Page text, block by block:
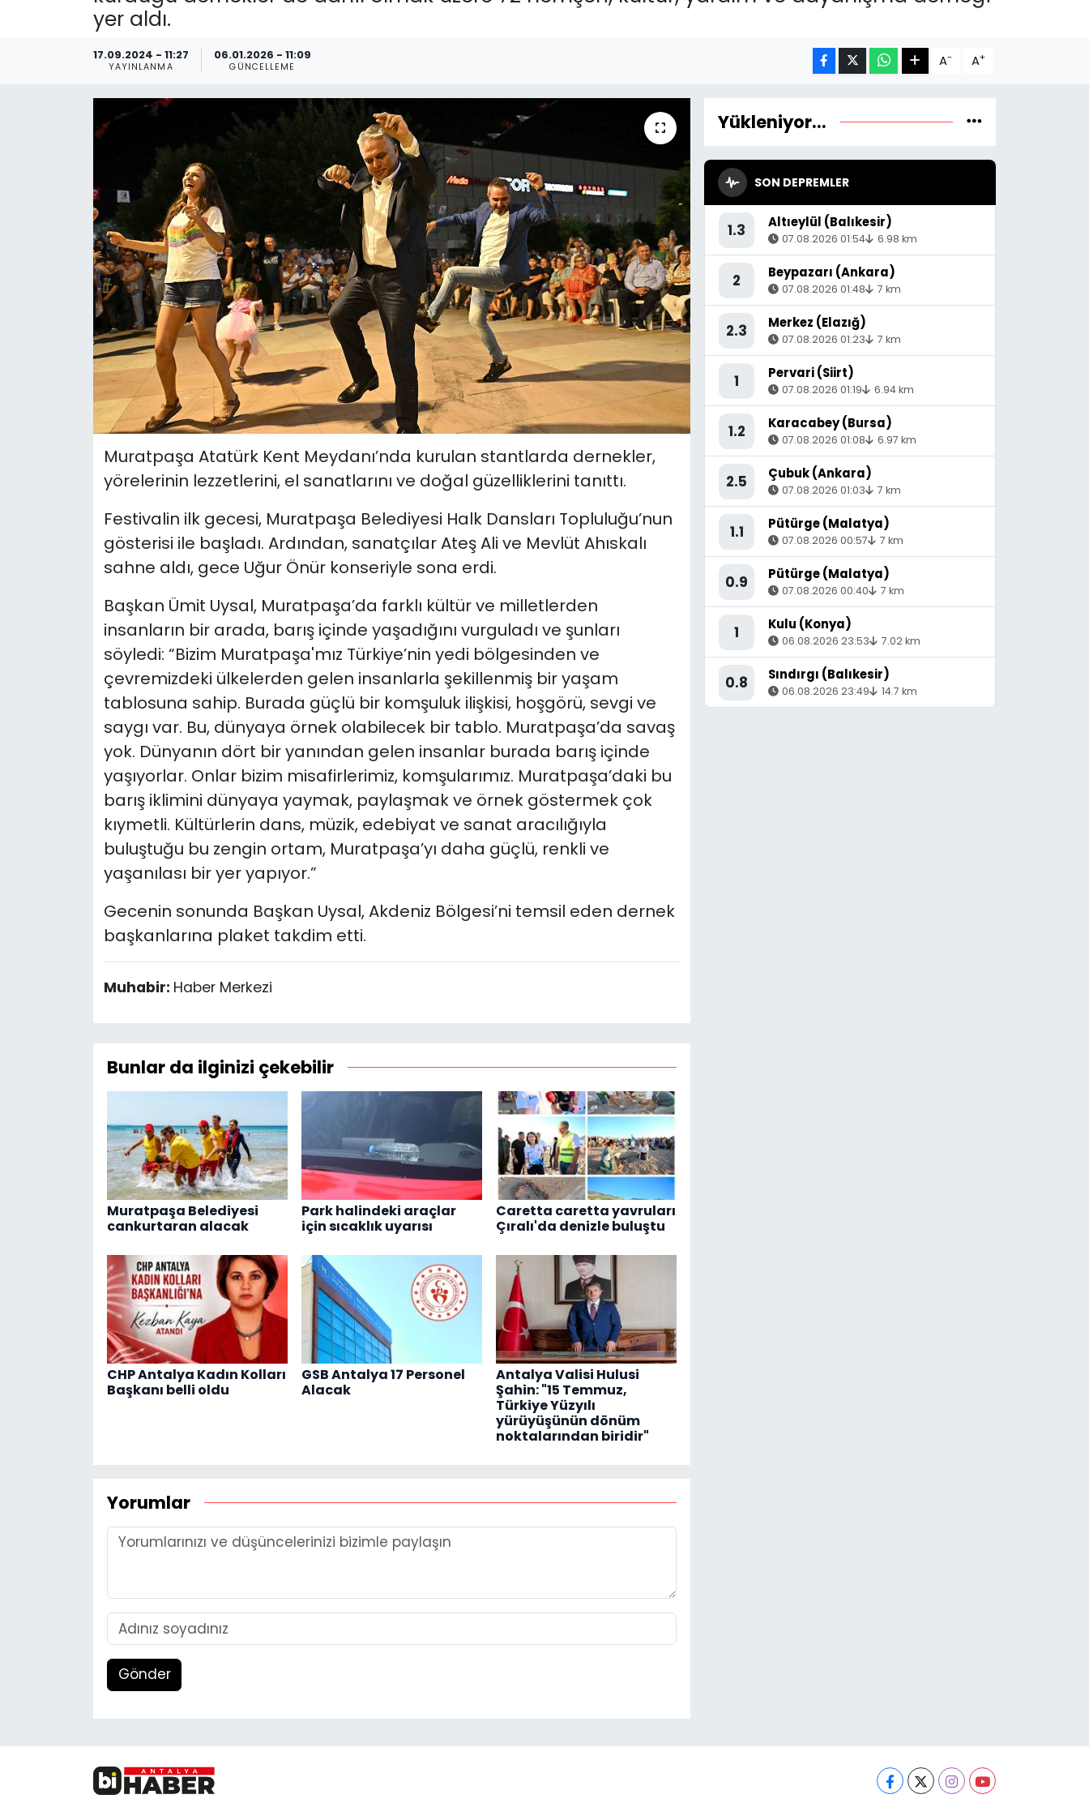
yer aldı.
17.09.2024 - 11:27
YAYINLANMA
06.01.2026 - 11:09
GÜNCELLEME A- A+
Muratpaşa Atatürk Kent Meydanı’nda kurulan stantlarda dernekler,
yörelerinin lezzetlerini, el sanatlarını ve doğal güzelliklerini tanıttı.
Festivalin ilk gecesi, Muratpaşa Belediyesi Halk Dansları Topluluğu’nun
gösterisi ile başladı. Ardından, sanatçılar Ateş Ali ve Mevlüt Ahıskalı
sahne aldı, gece Uğur Önür konseriyle sona erdi.
Başkan Ümit Uysal, Muratpaşa’da farklı kültür ve milletlerden
insanların bir arada, barış içinde yaşadığını vurguladı ve şunları
söyledi: “Bizim Muratpaşa'mız Türkiye’nin yedi bölgesinden ve
çevremizdeki ülkelerden gelen insanlarla şekillenmiş bir yaşam
tablosuna sahip. Burada güçlü bir komşuluk ilişkisi, hoşgörü, sevgi ve
saygı var. Bu, dünyaya örnek olabilecek bir tablo. Muratpaşa’da savaş
yok. Dünyanın dört bir yanından gelen insanlar burada barış içinde
yaşıyorlar. Onlar bizim misafirlerimiz, komşularımız. Muratpaşa’daki bu
barış iklimini dünyaya yaymak, paylaşmak ve örnek göstermek çok
kıymetli. Kültürlerin dans, müzik, edebiyat ve sanat aracılığıyla
buluştuğu bu zengin ortam, Muratpaşa’yı daha güçlü, renkli ve
yaşanılası bir yer yapıyor.”
Gecenin sonunda Başkan Uysal, Akdeniz Bölgesi’ni temsil eden dernek
başkanlarına plaket takdim etti.
Muhabir: Haber Merkezi
Bunlar da ilginizi çekebilir
Muratpaşa Belediyesi
cankurtaran alacak
Park halindeki araçlar
için sıcaklık uyarısı
Caretta caretta yavruları
Çıralı'da denizle buluştu
CHP Antalya Kadın Kolları
Başkanı belli oldu
GSB Antalya 17 Personel
Alacak
Antalya Valisi Hulusi
Şahin: "15 Temmuz,
Türkiye Yüzyılı
yürüyüşünün dönüm
noktalarından biridir"
Yorumlar
Gönder
Yükleniyor...
SON DEPREMLER
1.3 Altıeylül (Balıkesir)
07.08.2026 01:54 6.98 km
2 Beypazarı (Ankara)
07.08.2026 01:48 7 km
2.3 Merkez (Elazığ)
07.08.2026 01:23 7 km
1 Pervari (Siirt)
07.08.2026 01:19 6.94 km
1.2 Karacabey (Bursa)
07.08.2026 01:08 6.97 km
2.5 Çubuk (Ankara)
07.08.2026 01:03 7 km
1.1 Pütürge (Malatya)
07.08.2026 00:57 7 km
0.9 Pütürge (Malatya)
07.08.2026 00:40 7 km
1 Kulu (Konya)
06.08.2026 23:53 7.02 km
0.8 Sındırgı (Balıkesir)
06.08.2026 23:49 14.7 km
Teknoloji
Resmi İlanlar
Teknoloji
Gizlilik Sözleşmesi
İletişim